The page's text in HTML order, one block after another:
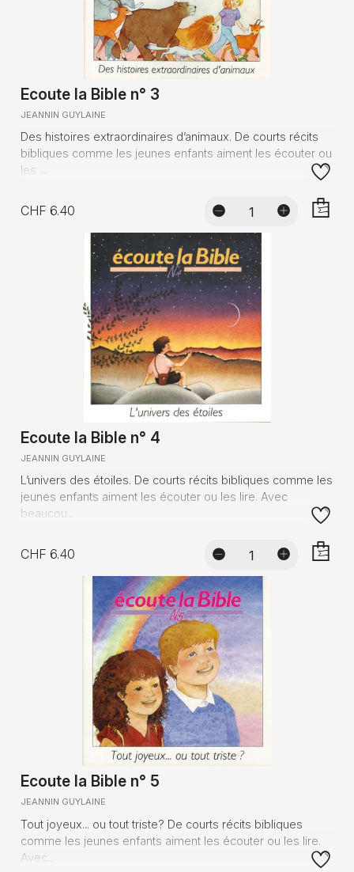
Ecoute la Bible n° 3
JEANNIN GUYLAINE
Des histoires extraordinaires d’animaux. De courts récits
bibliques comme les jeunes enfants aiment les écouter ou
les ...
CHF 6.40
Ecoute la Bible n° 4
JEANNIN GUYLAINE
L’univers des étoiles. De courts récits bibliques comme les
jeunes enfants aiment les écouter ou les lire. Avec
beaucou...
CHF 6.40
Ecoute la Bible n° 5
JEANNIN GUYLAINE
Tout joyeux... ou tout triste? De courts récits bibliques
comme les jeunes enfants aiment les écouter ou les lire.
Avec...